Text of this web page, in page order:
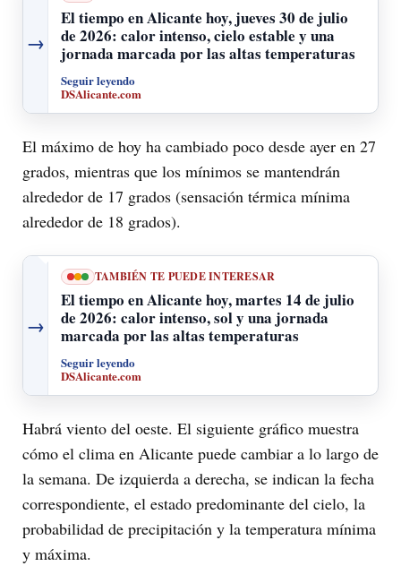
→
El tiempo en Alicante hoy, jueves 30 de julio
de 2026: calor intenso, cielo estable y una
jornada marcada por las altas temperaturas
Seguir leyendo
DSAlicante.com
El máximo de hoy ha cambiado poco desde ayer en 27
grados, mientras que los mínimos se mantendrán
alrededor de 17 grados (sensación térmica mínima
alrededor de 18 grados).
→
TAMBIÉN TE PUEDE INTERESAR
El tiempo en Alicante hoy, martes 14 de julio
de 2026: calor intenso, sol y una jornada
marcada por las altas temperaturas
Seguir leyendo
DSAlicante.com
Habrá viento del oeste. El siguiente gráfico muestra
cómo el clima en Alicante puede cambiar a lo largo de
la semana. De izquierda a derecha, se indican la fecha
correspondiente, el estado predominante del cielo, la
probabilidad de precipitación y la temperatura mínima
y máxima.